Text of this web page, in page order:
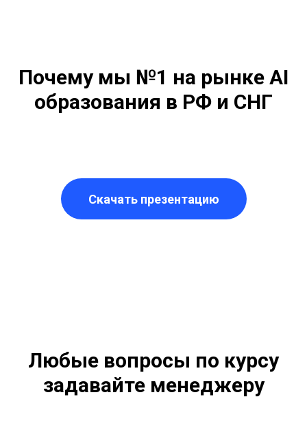
Почему мы №1 на рынке AI
образования в РФ и СНГ
Скачать презентацию
Любые вопросы по курсу
задавайте менеджеру